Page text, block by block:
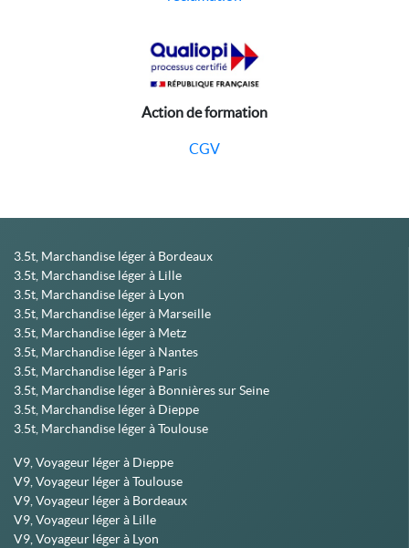
Action de formation
CGV
3.5t, Marchandise léger à Bordeaux
3.5t, Marchandise léger à Lille
3.5t, Marchandise léger à Lyon
3.5t, Marchandise léger à Marseille
3.5t, Marchandise léger à Metz
3.5t, Marchandise léger à Nantes
3.5t, Marchandise léger à Paris
3.5t, Marchandise léger à Bonnières sur Seine
3.5t, Marchandise léger à Dieppe
3.5t, Marchandise léger à Toulouse
V9, Voyageur léger à Dieppe
V9, Voyageur léger à Toulouse
V9, Voyageur léger à Bordeaux
V9, Voyageur léger à Lille
V9, Voyageur léger à Lyon